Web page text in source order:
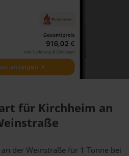
für Kirchheim an
der Weinstraße für 1 Tonne bei